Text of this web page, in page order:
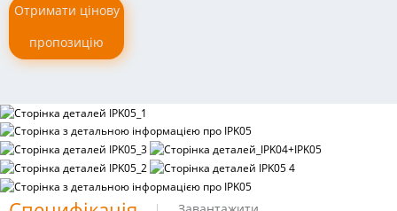
Отримати цінову
пропозицію